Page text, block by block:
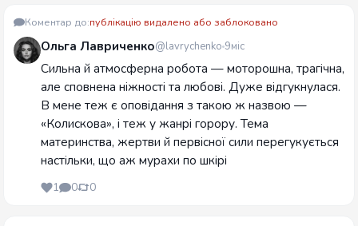
Коментар до:публікацію видалено або заблоковано
Ольга Лавриченко@lavrychenko 9міс
Сильна й атмосферна робота — моторошна, трагічна,
але сповнена ніжності та любові. Дуже відгукнулася.
В мене теж є оповідання з такою ж назвою —
«Колискова», і теж у жанрі горору. Тема
материнства, жертви й первісної сили перегукується
настільки, що аж мурахи по шкірі
1 0 0